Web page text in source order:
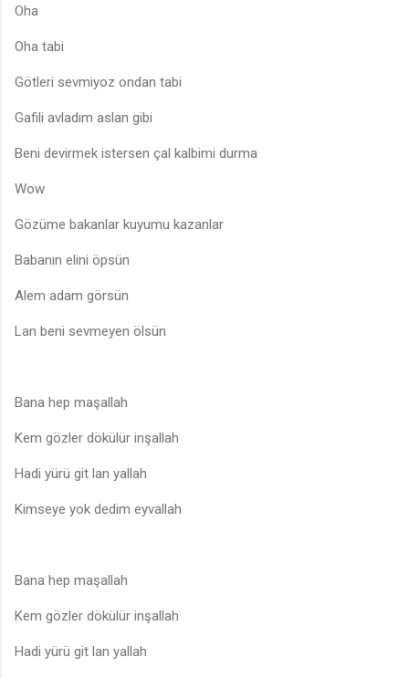
Oha
Oha tabi
Götleri sevmiyoz ondan tabi
Gafili avladım aslan gibi
Beni devirmek istersen çal kalbimi durma
Wow
Gözüme bakanlar kuyumu kazanlar
Babanın elini öpsün
Alem adam görsün
Lan beni sevmeyen ölsün
Bana hep maşallah
Kem gözler dökülür inşallah
Hadi yürü git lan yallah
Kimseye yok dedim eyvallah
Bana hep maşallah
Kem gözler dökülür inşallah
Hadi yürü git lan yallah